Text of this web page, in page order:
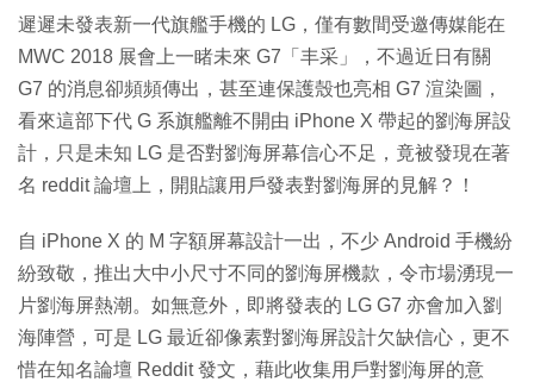
遲遲未發表新一代旗艦手機的 LG，僅有數間受邀傳媒能在
MWC 2018 展會上一睹未來 G7「丰采」，不過近日有關
G7 的消息卻頻頻傳出，甚至連保護殼也亮相 G7 渲染圖，
看來這部下代 G 系旗艦離不開由 iPhone X 帶起的劉海屏設
計，只是未知 LG 是否對劉海屏幕信心不足，竟被發現在著
名 reddit 論壇上，開貼讓用戶發表對劉海屏的見解？！
自 iPhone X 的 M 字額屏幕設計一出，不少 Android 手機紛
紛致敬，推出大中小尺寸不同的劉海屏機款，令市場湧現一
片劉海屏熱潮。如無意外，即將發表的 LG G7 亦會加入劉
海陣營，可是 LG 最近卻像素對劉海屏設計欠缺信心，更不
惜在知名論壇 Reddit 發文，藉此收集用戶對劉海屏的意